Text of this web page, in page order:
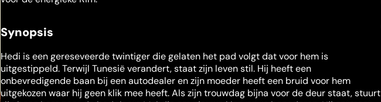
Synopsis
Hedi is een gereseveerde twintiger die gelaten het pad volgt dat voor hem is
uitgestippeld. Terwijl Tunesië verandert, staat zijn leven stil. Hij heeft een
onbevredigende baan bij een autodealer en zijn moeder heeft een bruid voor hem
uitgekozen waar hij geen klik mee heeft. Als zijn trouwdag bijna voor de deur staat, stuurt